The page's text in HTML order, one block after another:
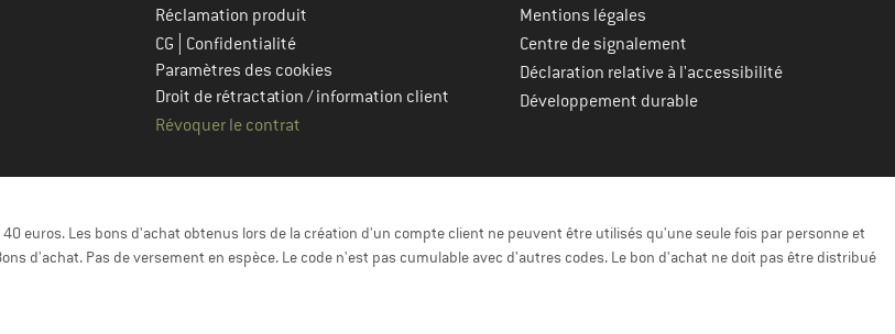
Réclamation produit
CG
Confidentialité
Paramètres des cookies
Droit de rétractation / information client
Révoquer le contrat
Mentions légales
Centre de signalement
Déclaration relative à l'accessibilité
Développement durable
euros. Les bons d'achat obtenus lors de la création d'un compte client ne peuvent être utilisés qu'une seule fois par personne et
d'achat. Pas de versement en espèce. Le code n'est pas cumulable avec d'autres codes. Le bon d'achat ne doit pas être distribué